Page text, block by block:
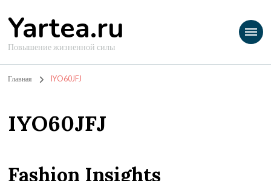
Yartea.ru
Повышение жизненной силы
Главная IYO60JFJ
IYO60JFJ
Fashion Insights